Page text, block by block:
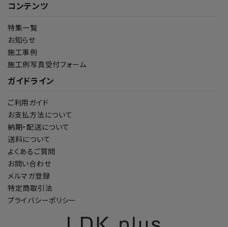
コンテンツ
特集一覧
お知らせ
施工事例
施工例写真受付フォーム
ガイドライン
ご利用ガイド
お支払方法について
納期・配送について
送料について
よくあるご質問
お問い合わせ
メルマガ登録
特定商取引法
プライバシーポリシー